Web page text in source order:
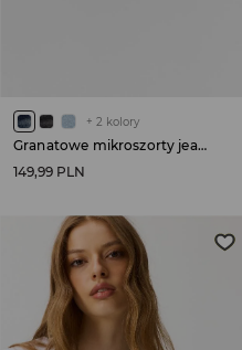
+ 2 kolory
Granatowe mikroszorty jeansowe z aplikacją na tyle
149,99 PLN